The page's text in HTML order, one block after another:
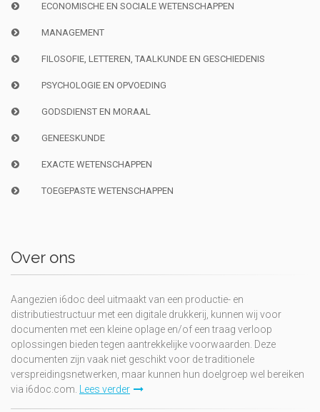
ECONOMISCHE EN SOCIALE WETENSCHAPPEN
MANAGEMENT
FILOSOFIE, LETTEREN, TAALKUNDE EN GESCHIEDENIS
PSYCHOLOGIE EN OPVOEDING
GODSDIENST EN MORAAL
GENEESKUNDE
EXACTE WETENSCHAPPEN
TOEGEPASTE WETENSCHAPPEN
Over ons
Aangezien i6doc deel uitmaakt van een productie- en
distributiestructuur met een digitale drukkerij, kunnen wij voor
documenten met een kleine oplage en/of een traag verloop
oplossingen bieden tegen aantrekkelijke voorwaarden. Deze
documenten zijn vaak niet geschikt voor de traditionele
verspreidingsnetwerken, maar kunnen hun doelgroep wel bereiken
via i6doc.com. Lees verder